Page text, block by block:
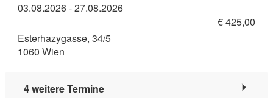
03.08.2026 - 27.08.2026
€ 425,00
Esterhazygasse, 34/5
1060 Wien
4 weitere Termine